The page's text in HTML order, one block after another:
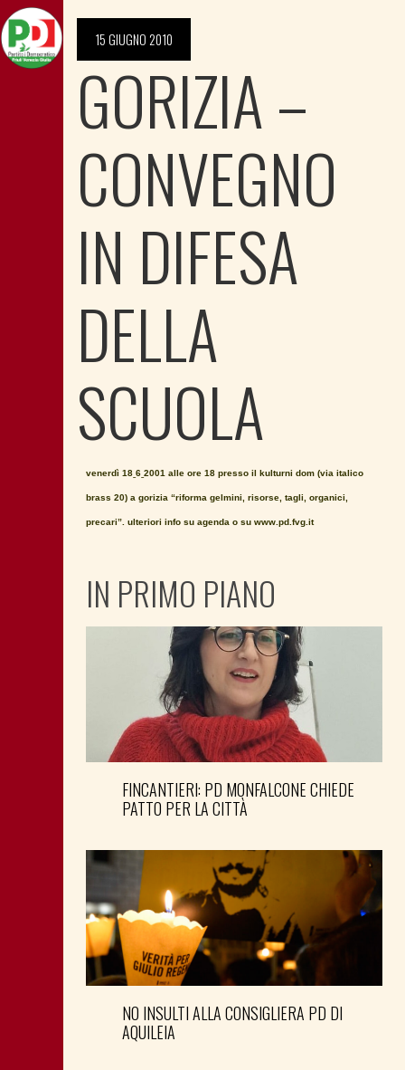
15 GIUGNO 2010
GORIZIA –
CONVEGNO
IN DIFESA
DELLA
SCUOLA
venerdì 18ˍ6ˍ2001 alle ore 18 presso il kulturni dom (via italico
brass 20) a gorizia “riforma gelmini, risorse, tagli, organici,
precari”. ulteriori info su agenda o su www.pd.fvg.it
IN PRIMO PIANO
FINCANTIERI: PD MONFALCONE CHIEDE
PATTO PER LA CITTÀ
NO INSULTI ALLA CONSIGLIERA PD DI
AQUILEIA